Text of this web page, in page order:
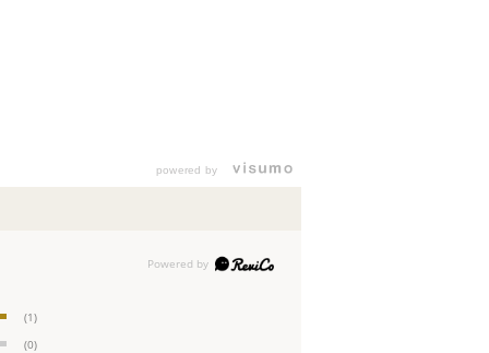
powered by
(1)
(0)